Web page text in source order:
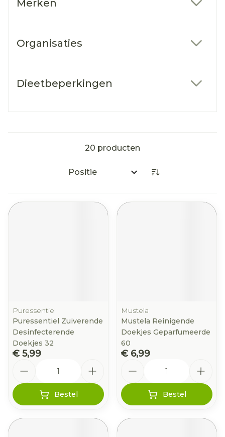
Merken
Organisaties
Dieetbeperkingen
20 producten
Sorteer op:
Puressentiel
Puressentiel Zuiverende
Desinfecterende
Doekjes 32
€ 5,99
Bestel
Mustela
Mustela Reinigende
Doekjes Geparfumeerde
60
€ 6,99
Bestel